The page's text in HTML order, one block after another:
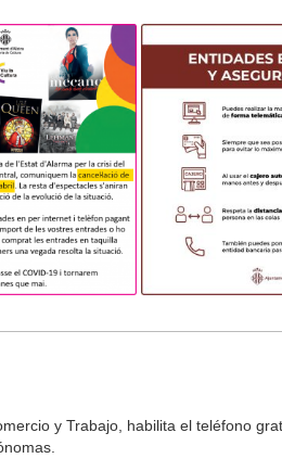
y Trabajo, habilita el teléfono